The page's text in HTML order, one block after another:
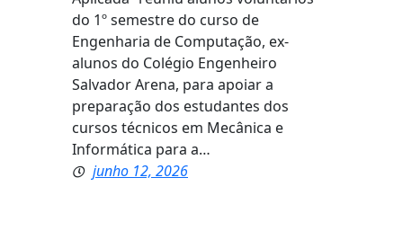
do 1º semestre do curso de
Engenharia de Computação, ex-
alunos do Colégio Engenheiro
Salvador Arena, para apoiar a
preparação dos estudantes dos
cursos técnicos em Mecânica e
Informática para a…
junho 12, 2026